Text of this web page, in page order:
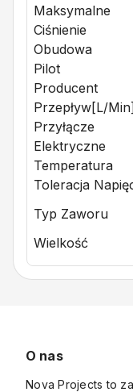
Maksymalne
Ciśnienie
Obudowa
Pilot
Producent
Przepływ[l/min]
Przyłącze
Elektryczne
Temperatura
Toleracja
Typ Zaworu
Wielkość
O nas
Nova Projects to